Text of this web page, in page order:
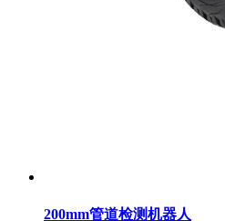
200mm管道检测机器人